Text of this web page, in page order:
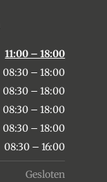
11:00 – 18:00
08:30 – 18:00
08:30 – 18:00
08:30 – 18:00
08:30 – 18:00
08:30 – 16:00
Gesloten